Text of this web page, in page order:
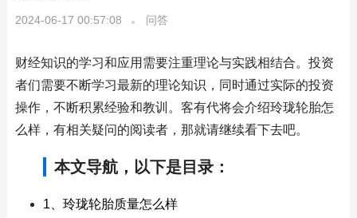
2024-06-17 00:57:08 问答
财经知识的学习和应用需要注重理论与实践相结合。投资
者们需要不断学习最新的理论知识，同时通过实际的投资
操作，不断积累经验和教训。客有代将会介绍玲珑轮胎怎
么样，有相关疑问的阅读者，那就请继续看下去吧。
本文导航，以下是目录：
1、玲珑轮胎质量怎么样